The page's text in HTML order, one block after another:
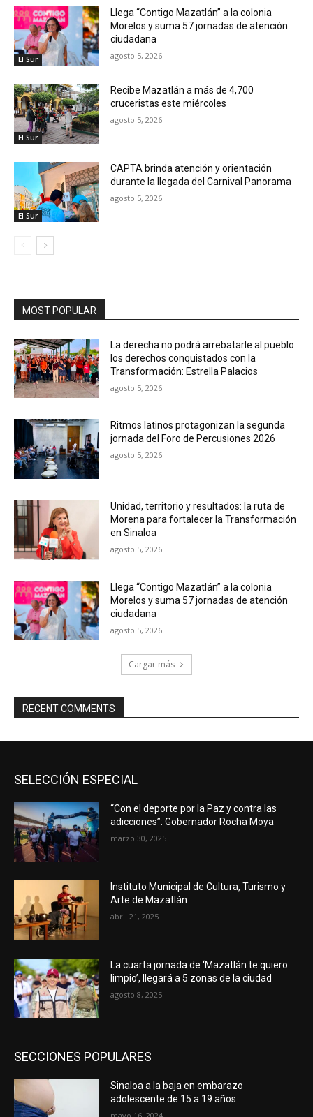
El Sur
Llega “Contigo Mazatlán” a la colonia
Morelos y suma 57 jornadas de atención
ciudadana
agosto 5, 2026
El Sur
Recibe Mazatlán a más de 4,700
cruceristas este miércoles
agosto 5, 2026
El Sur
CAPTA brinda atención y orientación
durante la llegada del Carnival Panorama
agosto 5, 2026
MOST POPULAR
La derecha no podrá arrebatarle al pueblo
los derechos conquistados con la
Transformación: Estrella Palacios
agosto 5, 2026
Ritmos latinos protagonizan la segunda
jornada del Foro de Percusiones 2026
agosto 5, 2026
Unidad, territorio y resultados: la ruta de
Morena para fortalecer la Transformación
en Sinaloa
agosto 5, 2026
Llega “Contigo Mazatlán” a la colonia
Morelos y suma 57 jornadas de atención
ciudadana
agosto 5, 2026
Cargar más
RECENT COMMENTS
SELECCIÓN ESPECIAL
“Con el deporte por la Paz y contra las
adicciones”: Gobernador Rocha Moya
marzo 30, 2025
Instituto Municipal de Cultura, Turismo y
Arte de Mazatlán
abril 21, 2025
La cuarta jornada de ‘Mazatlán te quiero
limpio’, llegará a 5 zonas de la ciudad
agosto 8, 2025
SECCIONES POPULARES
Sinaloa a la baja en embarazo
adolescente de 15 a 19 años